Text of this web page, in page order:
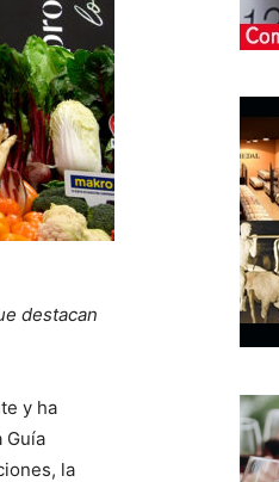
destacan
y ha
Guía
la